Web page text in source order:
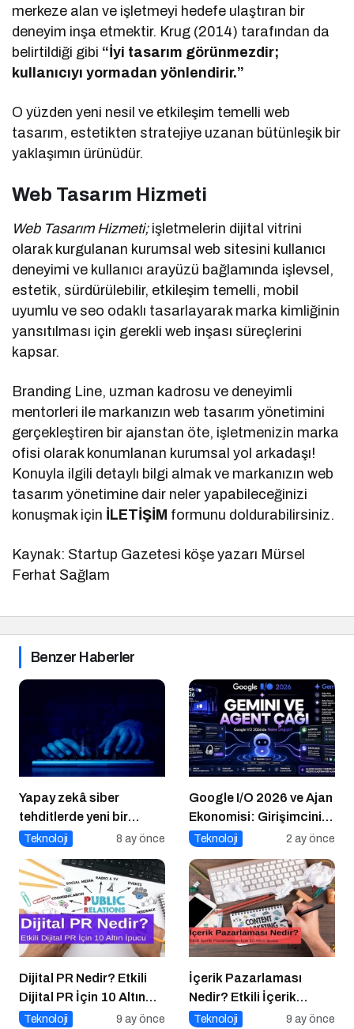
merkeze alan ve işletmeyi hedefe ulaştıran bir
deneyim inşa etmektir. Krug (2014) tarafından da
belirtildiği gibi “İyi tasarım görünmezdir;
kullanıcıyı yormadan yönlendirir.”
O yüzden yeni nesil ve etkileşim temelli web
tasarım, estetikten stratejiye uzanan bütünleşik bir
yaklaşımın ürünüdür.
Web Tasarım Hizmeti
Web Tasarım Hizmeti;işletmelerin dijital vitrini
olarak kurgulanan kurumsal web sitesini kullanıcı
deneyimi ve kullanıcı arayüzü bağlamında işlevsel,
estetik, sürdürülebilir, etkileşim temelli, mobil
uyumlu ve seo odaklı tasarlayarak marka kimliğinin
yansıtılması için gerekli web inşası süreçlerini
kapsar.
Branding Line, uzman kadrosu ve deneyimli
mentorleri ile markanızın web tasarım yönetimini
gerçekleştiren bir ajanstan öte, işletmenizin marka
ofisi olarak konumlanan kurumsal yol arkadaşı!
Konuyla ilgili detaylı bilgi almak ve markanızın web
tasarım yönetimine dair neler yapabileceğinizi
konuşmak için İLETİŞİM formunu doldurabilirsiniz.
Kaynak: Startup Gazetesi köşe yazarı Mürsel
Ferhat Sağlam
Benzer Haberler
Yapay zekâ siber
tehditlerde yeni bir
dönemi başlatıyor
Teknoloji 8 ay önce
Google I/O 2026 ve Ajan
Ekonomisi: Girişimcinin
Yeni Rakibi Arama
Teknoloji 2 ay önce
Dijital PR Nedir? Etkili
Dijital PR İçin 10 Altın
İpucu
Teknoloji 9 ay önce
İçerik Pazarlaması
Nedir? Etkili İçerik
Pazarlaması İçin 10
Teknoloji 9 ay önce